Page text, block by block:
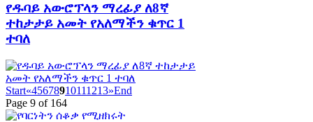
የዱባይ አውሮፕላን ማረፊያ ለ8ኛ
ተከታታይ አመት የአለማችን ቁጥር 1
ተባለ
Start«45678910111213»End
Page 9 of 164